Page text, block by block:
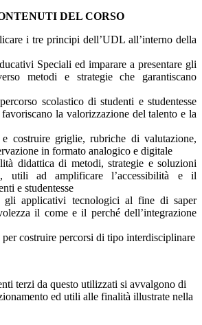
DEL CORSO
i tre principi dell’UDL all’interno della
Speciali ed imparare a presentare gli
metodi e strategie che garantiscano
scolastico di studenti e studentesse
favoriscano la valorizzazione del talento e la
costruire griglie, rubriche di valutazione,
in formato analogico e digitale
didattica di metodi, strategie e soluzioni
utili ad amplificare l’accessibilità e il
e studentesse
gli applicativi tecnologici al fine di saper
il come e il perché dell’integrazione
costruire percorsi di tipo interdisciplinare
terzi da questo utilizzati si avvalgono di
ed utili alle finalità illustrate nella